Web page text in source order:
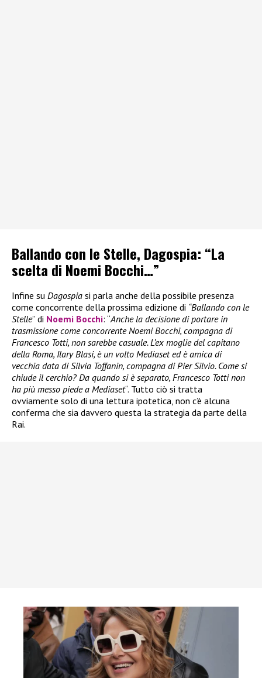
Ballando con le Stelle, Dagospia: “La
scelta di Noemi Bocchi…”
Infine su Dagospia si parla anche della possibile presenza
come concorrente della prossima edizione di “Ballando con le
Stelle” di Noemi Bocchi: “Anche la decisione di portare in
trasmissione come concorrente Noemi Bocchi, compagna di
Francesco Totti, non sarebbe casuale. L’ex moglie del capitano
della Roma, Ilary Blasi, è un volto Mediaset ed è amica di
vecchia data di Silvia Toffanin, compagna di Pier Silvio. Come si
chiude il cerchio? Da quando si è separato, Francesco Totti non
ha più messo piede a Mediaset“. Tutto ciò si tratta
ovviamente solo di una lettura ipotetica, non c’è alcuna
conferma che sia davvero questa la strategia da parte della
Rai.